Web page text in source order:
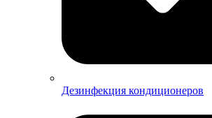
Дезинфекция кондиционеров